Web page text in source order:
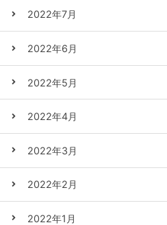
2022年7月
2022年6月
2022年5月
2022年4月
2022年3月
2022年2月
2022年1月